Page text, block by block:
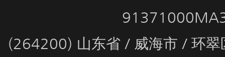
(264200) 山东省 / 威海市 / 环